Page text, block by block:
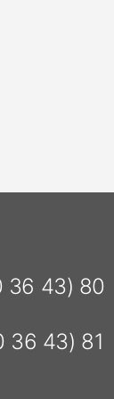
36 43) 80
36 43) 81